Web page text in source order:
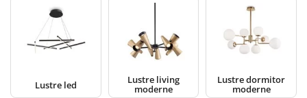
Lustre led Lustre living
moderne
Lustre dormitor
moderne